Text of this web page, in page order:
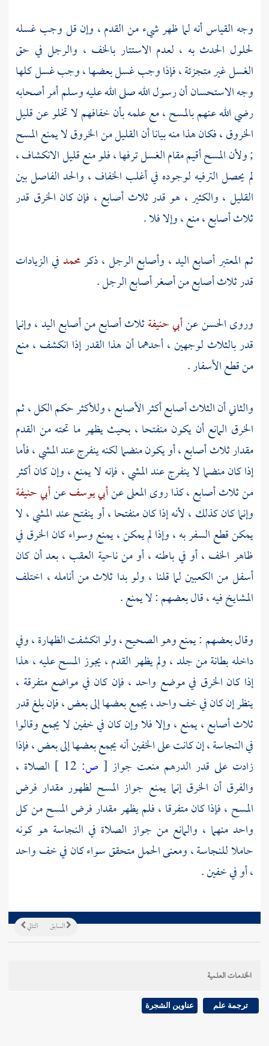
وجه القياس أنه لما ظهر شيء من القدم ، وإن قل وجب غسله
لحلول الحدث به ، لعدم الاستتار بالخف ، والرجل في حق
الغسل غير متجزئة ، فإذا وجب غسل بعضها ، وجب غسل كلها
وجه الاستحسان أن رسول الله صلى الله عليه وسلم أمر أصحابه
رضي الله عنهم بالمسح ، مع علمه بأن خفافهم لا تخلو عن قليل
الخروق ، فكان هذا منه بيانا أن القليل من الخروق لا يمنع المسح
; ولأن المسح أقيم مقام الغسل ترفها ، فلو منع قليل الانكشاف ،
لم يحصل الترفيه لوجوده في أغلب الخفاف ، والحد الفاصل بين
القليل ، والكثير ، هو قدر ثلاث أصابع ، فإن كان الخرق قدر
ثلاث أصابع ، منع ، وإلا فلا .
ثم المعتبر أصابع اليد ، وأصابع الرجل ، ذكرمحمدفي الزيادات
قدر ثلاث أصابع من أصغر أصابع الرجل .
وروىالحسنعنأبي حنيفةثلاث أصابع من أصابع اليد ، وإنما
قدر بالثلاث لوجهين ، أحدهما أن هذا القدر إذا انكشف ، منع
من قطع الأسفار .
والثاني أن الثلاث أصابع أكثر الأصابع ، وللأكثر حكم الكل ، ثم
الخرق المانع أن يكون منفتحا ، بحيث يظهر ما تحته من القدم
مقدار ثلاث أصابع ، أو يكون منضما لكنه ينفرج عند المشي ، فأما
إذا كان منضما لا ينفرج عند المشي ، فإنه لا يمنع ، وإن كان أكثر
من ثلاث أصابع ، كذا روىالمعلىعنأبي يوسفعنأبي حنيفة
وإنما كان كذلك ، لأنه إذا كان منفتحا ، أو ينفتح عند المشي ، لا
يمكن قطع السفر به ، وإذا لم يمكن ، يمنع وسواء كان الخرق في
ظاهر الخف ، أو في باطنه ، أو من ناحية العقب ، بعد أن كان
أسفل من الكعبين لما قلنا ، ولو بدا ثلاث من أنامله ، اختلف
المشايخ فيه ، قال بعضهم : لا يمنع .
وقال بعضهم : يمنع وهو الصحيح ، ولو انكشفت الظهارة ، وفي
داخله بطانة من جلد ، ولم يظهر القدم ، يجوز المسح عليه ، هذا
إذا كان الخرق في موضع واحد ، فإن كان في مواضع متفرقة ،
ينظر إن كان في خف واحد ، يجمع بعضها إلى بعض ، فإن بلغ قدر
ثلاث أصابع ، يمنع ، وإلا فلا وإن كان في خفين لا يجمع وقالوا
في النجاسة ، إن كانت على الخفين أنه يجمع بعضها إلى بعض ، فإذا
زادت على قدر الدرهم منعت جواز [ ص:
الصلاة ،
والفرق أن الخرق إنما يمنع جواز المسح لظهور مقدار فرض
المسح ، فإذا كان متفرقا ، فلم يظهر مقدار فرض المسح من كل
واحد منهما ، والمانع من جواز الصلاة في النجاسة هو كونه
حاملا للنجاسة ، ومعنى الحمل متحقق سواء كان في خف واحد
، أو في خفين .
التالي السابق
الخدمات العلمية
ترجمة علم عناوين الشجرة